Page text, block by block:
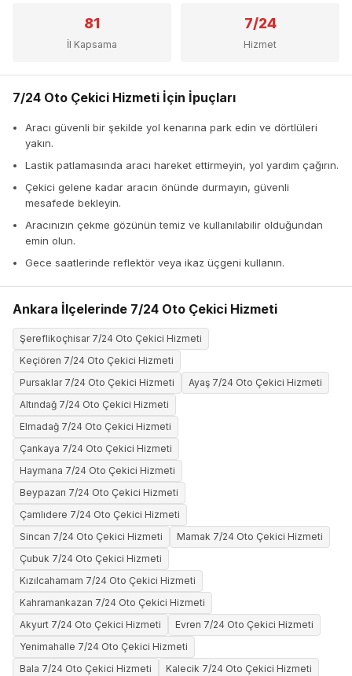
81
İl Kapsama
7/24
Hizmet
7/24 Oto Çekici Hizmeti İçin İpuçları
Aracı güvenli bir şekilde yol kenarına park edin ve dörtlüleri
yakın.
Lastik patlamasında aracı hareket ettirmeyin, yol yardım çağırın.
Çekici gelene kadar aracın önünde durmayın, güvenli
mesafede bekleyin.
Aracınızın çekme gözünün temiz ve kullanılabilir olduğundan
emin olun.
Gece saatlerinde reflektör veya ikaz üçgeni kullanın.
Ankara İlçelerinde 7/24 Oto Çekici Hizmeti
Şereflikoçhisar 7/24 Oto Çekici Hizmeti
Keçiören 7/24 Oto Çekici Hizmeti
Pursaklar 7/24 Oto Çekici Hizmeti
Ayaş 7/24 Oto Çekici Hizmeti
Altındağ 7/24 Oto Çekici Hizmeti
Elmadağ 7/24 Oto Çekici Hizmeti
Çankaya 7/24 Oto Çekici Hizmeti
Haymana 7/24 Oto Çekici Hizmeti
Beypazarı 7/24 Oto Çekici Hizmeti
Çamlıdere 7/24 Oto Çekici Hizmeti
Sincan 7/24 Oto Çekici Hizmeti
Mamak 7/24 Oto Çekici Hizmeti
Çubuk 7/24 Oto Çekici Hizmeti
Kızılcahamam 7/24 Oto Çekici Hizmeti
Kahramankazan 7/24 Oto Çekici Hizmeti
Akyurt 7/24 Oto Çekici Hizmeti
Evren 7/24 Oto Çekici Hizmeti
Yenimahalle 7/24 Oto Çekici Hizmeti
Bala 7/24 Oto Çekici Hizmeti
Kalecik 7/24 Oto Çekici Hizmeti